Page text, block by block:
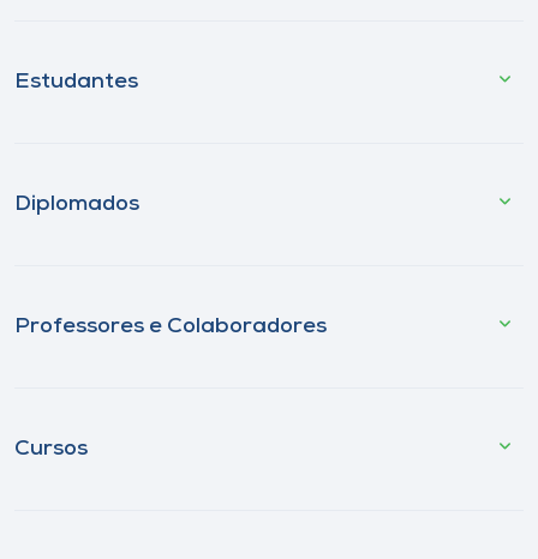
Estudantes
Diplomados
Professores e Colaboradores
Cursos